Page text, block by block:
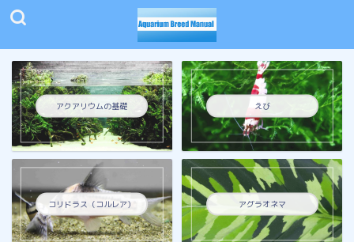
アクアリウムの基礎 えび
コリドラス（コルレア） アグラオネマ